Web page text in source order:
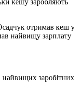
отримав кеш у
найвищу зарплату
найвищих заробітних